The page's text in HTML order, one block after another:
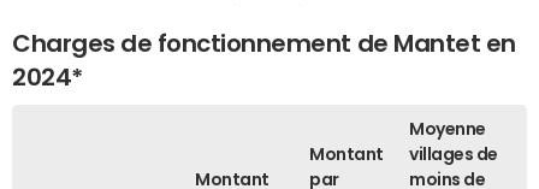
Charges de fonctionnement de Mantet en
2024*
Montant
Montant
par
Moyenne
villages de
moins de